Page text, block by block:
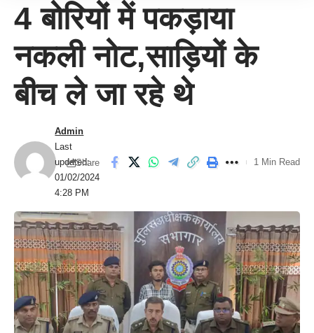
4 बोरियों में पकड़ाया
नकली नोट,साड़ियों के
बीच ले जा रहे थे
Last
updated:
01/02/2024
4:28 PM
Admin
Share 1 Min Read